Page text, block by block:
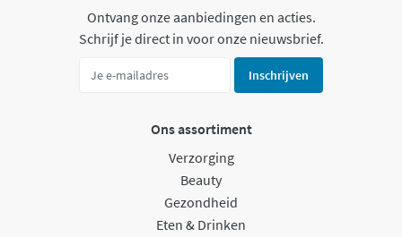
Ontvang onze aanbiedingen en acties.
Schrijf je direct in voor onze nieuwsbrief.
Inschrijven
Ons assortiment
Verzorging
Beauty
Gezondheid
Eten & Drinken